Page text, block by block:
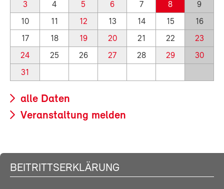
3
4 5 6 7 8
9
10
11 12 13 14 15
16
17
18 19 20 21 22
23
24
25 26 27 28 29
30
31
alle Daten
Veranstaltung melden
BEITRITTSERKLÄRUNG